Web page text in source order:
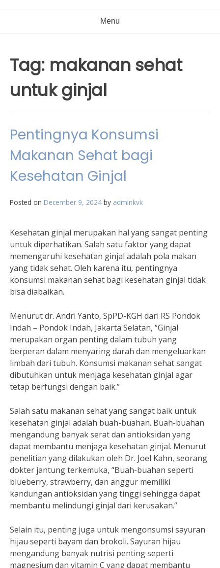
Menu
Tag: makanan sehat
untuk ginjal
Pentingnya Konsumsi
Makanan Sehat bagi
Kesehatan Ginjal
Posted on December 9, 2024 by adminkvk
Kesehatan ginjal merupakan hal yang sangat penting
untuk diperhatikan. Salah satu faktor yang dapat
memengaruhi kesehatan ginjal adalah pola makan
yang tidak sehat. Oleh karena itu, pentingnya
konsumsi makanan sehat bagi kesehatan ginjal tidak
bisa diabaikan.
Menurut dr. Andri Yanto, SpPD-KGH dari RS Pondok
Indah – Pondok Indah, Jakarta Selatan, “Ginjal
merupakan organ penting dalam tubuh yang
berperan dalam menyaring darah dan mengeluarkan
limbah dari tubuh. Konsumsi makanan sehat sangat
dibutuhkan untuk menjaga kesehatan ginjal agar
tetap berfungsi dengan baik.”
Salah satu makanan sehat yang sangat baik untuk
kesehatan ginjal adalah buah-buahan. Buah-buahan
mengandung banyak serat dan antioksidan yang
dapat membantu menjaga kesehatan ginjal. Menurut
penelitian yang dilakukan oleh Dr. Joel Kahn, seorang
dokter jantung terkemuka, “Buah-buahan seperti
blueberry, strawberry, dan anggur memiliki
kandungan antioksidan yang tinggi sehingga dapat
membantu melindungi ginjal dari kerusakan.”
Selain itu, penting juga untuk mengonsumsi sayuran
hijau seperti bayam dan brokoli. Sayuran hijau
mengandung banyak nutrisi penting seperti
magnesium dan vitamin C yang dapat membantu